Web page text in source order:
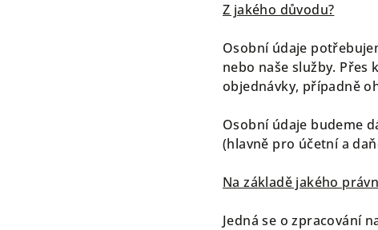
Z jakého důvodu?
Osobní údaje
nebo naše služby.
objednávky, případně
Osobní údaje budeme
(hlavně pro účetní a
Na základě jakého
Jedná se o zpracování